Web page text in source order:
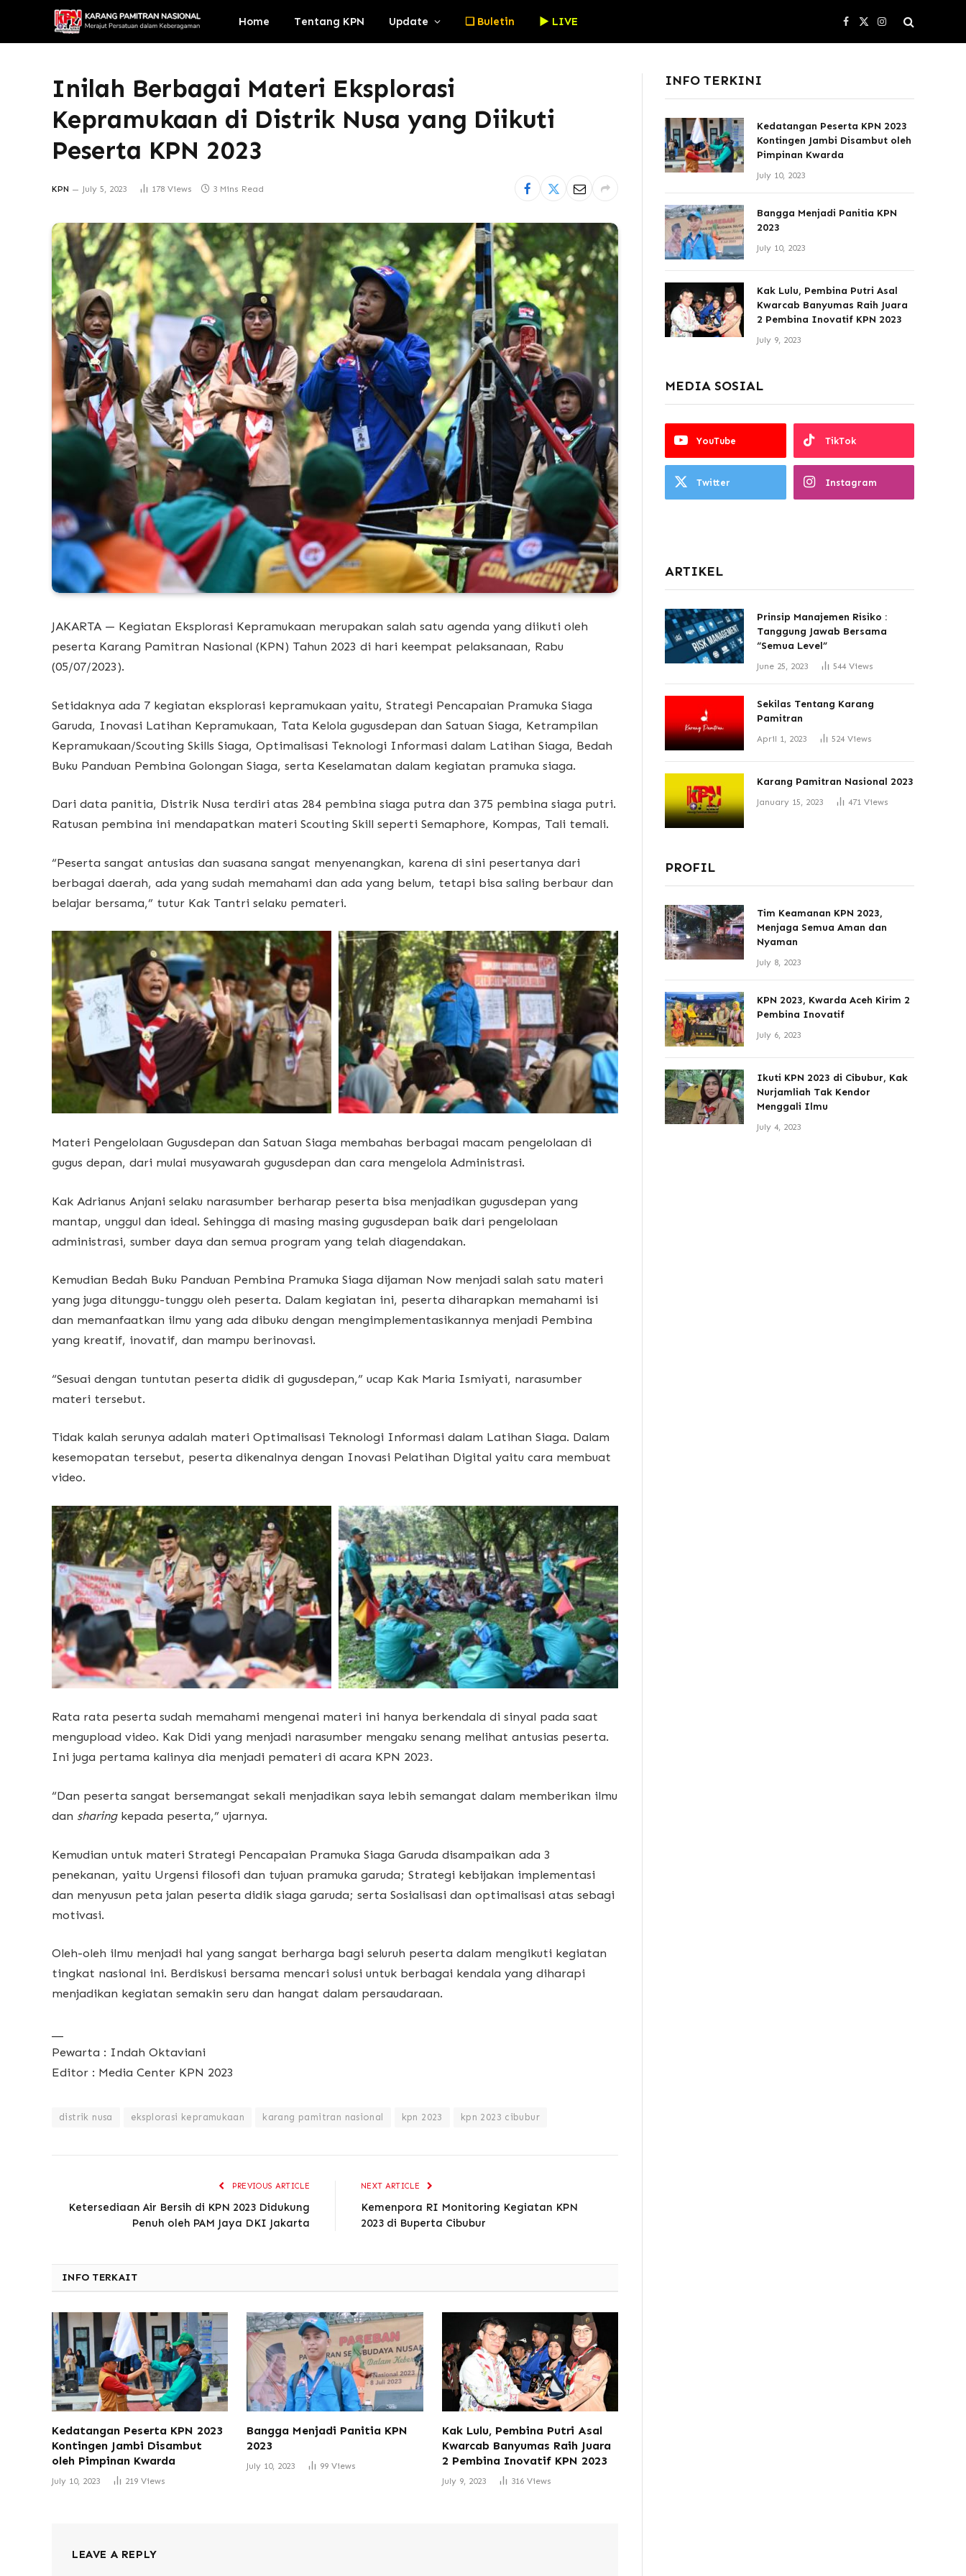
Home Tentang KPN Update ❏ Buletin ► LIVE Facebook
X
(Twitter)
Instagram
Inilah Berbagai Materi Eksplorasi
Kepramukaan di Distrik Nusa yang Diikuti
Peserta KPN 2023
KPN July 5, 2023 178 Views 3 Mins Read
JAKARTA — Kegiatan Eksplorasi Kepramukaan merupakan salah satu agenda yang diikuti oleh
peserta Karang Pamitran Nasional (KPN) Tahun 2023 di hari keempat pelaksanaan, Rabu
(05/07/2023).
Setidaknya ada 7 kegiatan eksplorasi kepramukaan yaitu, Strategi Pencapaian Pramuka Siaga
Garuda, Inovasi Latihan Kepramukaan, Tata Kelola gugusdepan dan Satuan Siaga, Ketrampilan
Kepramukaan/Scouting Skills Siaga, Optimalisasi Teknologi Informasi dalam Latihan Siaga, Bedah
Buku Panduan Pembina Golongan Siaga, serta Keselamatan dalam kegiatan pramuka siaga.
Dari data panitia, Distrik Nusa terdiri atas 284 pembina siaga putra dan 375 pembina siaga putri.
Ratusan pembina ini mendapatkan materi Scouting Skill seperti Semaphore, Kompas, Tali temali.
“Peserta sangat antusias dan suasana sangat menyenangkan, karena di sini pesertanya dari
berbagai daerah, ada yang sudah memahami dan ada yang belum, tetapi bisa saling berbaur dan
belajar bersama,” tutur Kak Tantri selaku pemateri.
Materi Pengelolaan Gugusdepan dan Satuan Siaga membahas berbagai macam pengelolaan di
gugus depan, dari mulai musyawarah gugusdepan dan cara mengelola Administrasi.
Kak Adrianus Anjani selaku narasumber berharap peserta bisa menjadikan gugusdepan yang
mantap, unggul dan ideal. Sehingga di masing masing gugusdepan baik dari pengelolaan
administrasi, sumber daya dan semua program yang telah diagendakan.
Kemudian Bedah Buku Panduan Pembina Pramuka Siaga dijaman Now menjadi salah satu materi
yang juga ditunggu-tunggu oleh peserta. Dalam kegiatan ini, peserta diharapkan memahami isi
dan memanfaatkan ilmu yang ada dibuku dengan mengimplementasikannya menjadi Pembina
yang kreatif, inovatif, dan mampu berinovasi.
“Sesuai dengan tuntutan peserta didik di gugusdepan,” ucap Kak Maria Ismiyati, narasumber
materi tersebut.
Tidak kalah serunya adalah materi Optimalisasi Teknologi Informasi dalam Latihan Siaga. Dalam
kesemopatan tersebut, peserta dikenalnya dengan Inovasi Pelatihan Digital yaitu cara membuat
video.
Rata rata peserta sudah memahami mengenai materi ini hanya berkendala di sinyal pada saat
mengupload video. Kak Didi yang menjadi narasumber mengaku senang melihat antusias peserta.
Ini juga pertama kalinya dia menjadi pemateri di acara KPN 2023.
“Dan peserta sangat bersemangat sekali menjadikan saya lebih semangat dalam memberikan ilmu
dan sharingkepada peserta,” ujarnya.
Kemudian untuk materi Strategi Pencapaian Pramuka Siaga Garuda disampaikan ada 3
penekanan, yaitu Urgensi filosofi dan tujuan pramuka garuda; Strategi kebijakan implementasi
dan menyusun peta jalan peserta didik siaga garuda; serta Sosialisasi dan optimalisasi atas sebagi
motivasi.
Oleh-oleh ilmu menjadi hal yang sangat berharga bagi seluruh peserta dalam mengikuti kegiatan
tingkat nasional ini. Berdiskusi bersama mencari solusi untuk berbagai kendala yang diharapi
menjadikan kegiatan semakin seru dan hangat dalam persaudaraan.
Pewarta : Indah Oktaviani
Editor : Media Center KPN 2023
distrik nusa eksplorasi kepramukaan karang pamitran nasional kpn 2023 kpn 2023 cibubur
PREVIOUS ARTICLE
Ketersediaan Air Bersih di KPN 2023 Didukung
Penuh oleh PAM Jaya DKI Jakarta
NEXT ARTICLE
Kemenpora RI Monitoring Kegiatan KPN
2023 di Buperta Cibubur
INFO TERKAIT
Kedatangan Peserta KPN 2023
Kontingen Jambi Disambut
oleh Pimpinan Kwarda
July 10, 2023 219 Views
Bangga Menjadi Panitia KPN
2023
July 10, 2023 99Views
Kak Lulu, Pembina Putri Asal
Kwarcab Banyumas Raih Juara
2 Pembina Inovatif KPN 2023
July 9, 2023 316 Views
LEAVE A REPLY
INFO TERKINI
Kedatangan Peserta KPN 2023
Kontingen Jambi Disambut oleh
Pimpinan Kwarda
July 10, 2023
Bangga Menjadi Panitia KPN
2023
July 10, 2023
Kak Lulu, Pembina Putri Asal
Kwarcab Banyumas Raih Juara
2 Pembina Inovatif KPN 2023
July 9, 2023
MEDIA SOSIAL
YouTube TikTok
Twitter Instagram
ARTIKEL
Prinsip Manajemen Risiko :
Tanggung Jawab Bersama
“Semua Level”
June 25, 2023 544 Views
Sekilas Tentang Karang
Pamitran
April 1, 2023 524 Views
Karang Pamitran Nasional 2023
January 15, 2023 471 Views
PROFIL
Tim Keamanan KPN 2023,
Menjaga Semua Aman dan
Nyaman
July 8, 2023
KPN 2023, Kwarda Aceh Kirim 2
Pembina Inovatif
July 6, 2023
Ikuti KPN 2023 di Cibubur, Kak
Nurjamliah Tak Kendor
Menggali Ilmu
July 4, 2023